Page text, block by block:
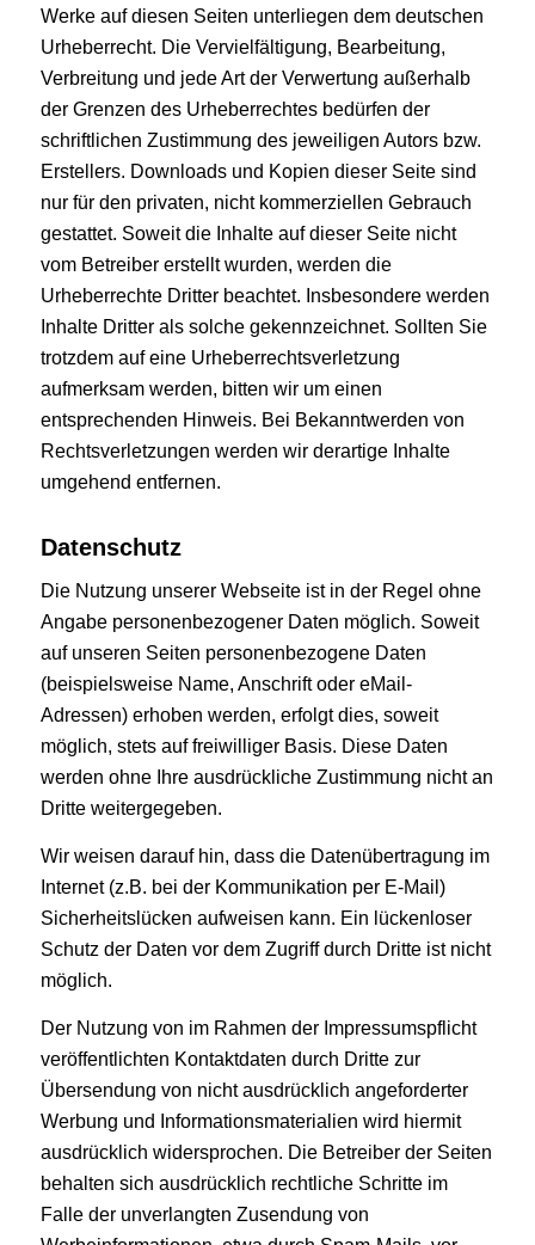
Werke auf diesen Seiten unterliegen dem deutschen
Urheberrecht. Die Vervielfältigung, Bearbeitung,
Verbreitung und jede Art der Verwertung außerhalb
der Grenzen des Urheberrechtes bedürfen der
schriftlichen Zustimmung des jeweiligen Autors bzw.
Erstellers. Downloads und Kopien dieser Seite sind
nur für den privaten, nicht kommerziellen Gebrauch
gestattet. Soweit die Inhalte auf dieser Seite nicht
vom Betreiber erstellt wurden, werden die
Urheberrechte Dritter beachtet. Insbesondere werden
Inhalte Dritter als solche gekennzeichnet. Sollten Sie
trotzdem auf eine Urheberrechtsverletzung
aufmerksam werden, bitten wir um einen
entsprechenden Hinweis. Bei Bekanntwerden von
Rechtsverletzungen werden wir derartige Inhalte
umgehend entfernen.
Datenschutz
Die Nutzung unserer Webseite ist in der Regel ohne
Angabe personenbezogener Daten möglich. Soweit
auf unseren Seiten personenbezogene Daten
(beispielsweise Name, Anschrift oder eMail-
Adressen) erhoben werden, erfolgt dies, soweit
möglich, stets auf freiwilliger Basis. Diese Daten
werden ohne Ihre ausdrückliche Zustimmung nicht an
Dritte weitergegeben.
Wir weisen darauf hin, dass die Datenübertragung im
Internet (z.B. bei der Kommunikation per E-Mail)
Sicherheitslücken aufweisen kann. Ein lückenloser
Schutz der Daten vor dem Zugriff durch Dritte ist nicht
möglich.
Der Nutzung von im Rahmen der Impressumspflicht
veröffentlichten Kontaktdaten durch Dritte zur
Übersendung von nicht ausdrücklich angeforderter
Werbung und Informationsmaterialien wird hiermit
ausdrücklich widersprochen. Die Betreiber der Seiten
behalten sich ausdrücklich rechtliche Schritte im
Falle der unverlangten Zusendung von